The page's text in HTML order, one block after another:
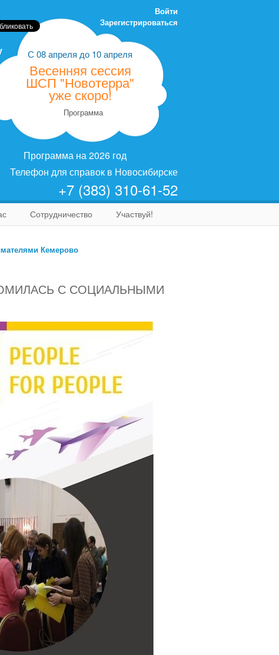
Войти
Зарегистрироваться
С 08 апреля до 10 апреля
Весенняя сессия
ШСП "Новотерра"
уже скоро!
Программа
Программа на 2026 год
Телефон для справок в Новосибирске
+7 (383) 310-61-52
Сотрудничество Участвуй!
Кемерово
С СОЦИАЛЬНЫМИ